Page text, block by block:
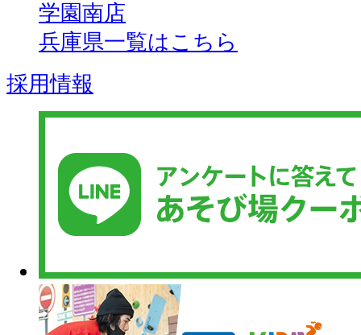
学園南店
兵庫県一覧はこちら
採用情報